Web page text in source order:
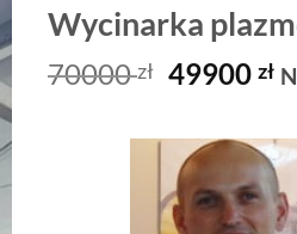
Wycinarka
70000zł
wynosiła:
70000 zł.
49900zł